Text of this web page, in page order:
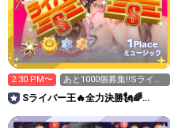
1 Place
ミュージック
2:30 PM〜
あと1000個募集‼️Sライバ
ー王👑投げれます！
Sライバー王🔥全力決勝🗽🌈